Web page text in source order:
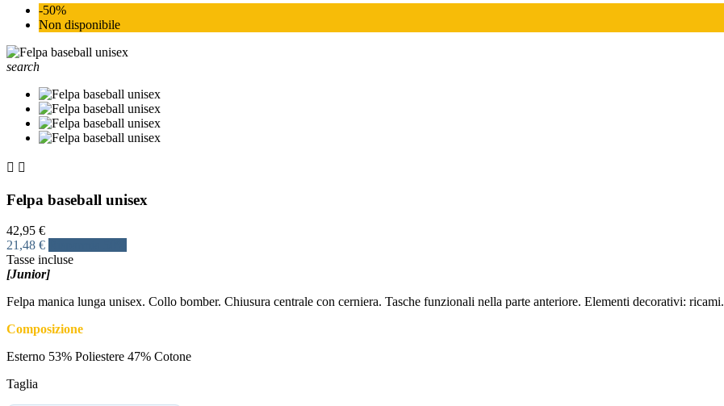
-50%
Non disponibile
search
 
Felpa baseball unisex
42,95 €
21,48 €
Tasse incluse
[Junior]
Felpa manica lunga unisex. Collo bomber. Chiusura centrale con cerniera. Tasche funzionali nella parte anteriore. Elementi decorativi: ricami.
Composizione
Esterno 53% Poliestere 47% Cotone
Taglia